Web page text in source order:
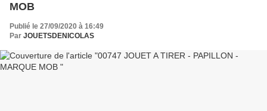
MOB
Publié le 27/09/2020 à 16:49
Par JOUETSDENICOLAS